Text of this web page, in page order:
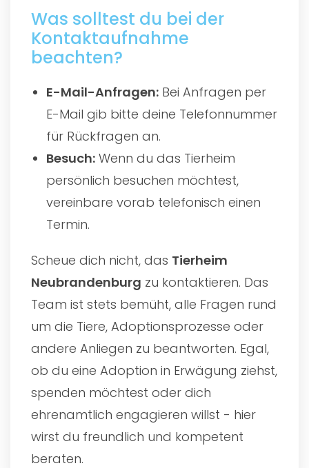
Was solltest du bei der
Kontaktaufnahme
beachten?
E-Mail-Anfragen: Bei Anfragen per
E-Mail gib bitte deine Telefonnummer
für Rückfragen an.
Besuch: Wenn du das Tierheim
persönlich besuchen möchtest,
vereinbare vorab telefonisch einen
Termin.
Scheue dich nicht, das Tierheim
Neubrandenburg zu kontaktieren. Das
Team ist stets bemüht, alle Fragen rund
um die Tiere, Adoptionsprozesse oder
andere Anliegen zu beantworten. Egal,
ob du eine Adoption in Erwägung ziehst,
spenden möchtest oder dich
ehrenamtlich engagieren willst - hier
wirst du freundlich und kompetent
beraten.